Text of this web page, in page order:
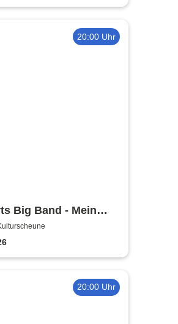
20:00 Uhr
Big Band - Mein
Traum - True
20:00 Uhr